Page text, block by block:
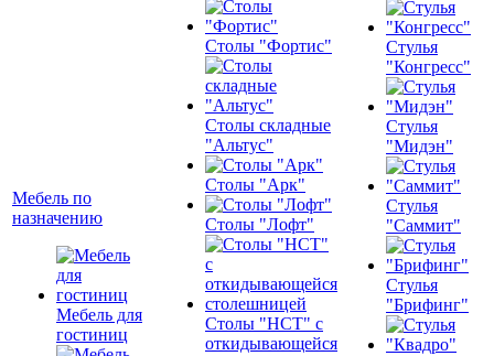
Мебель по
назначению
Мебель для
гостиниц
Столы "Фортис"
Столы складные
"Альтус"
Столы "Арк"
Столы "Лофт"
Столы "НСТ" с
откидывающейся
Стулья
"Конгресс"
Стулья
"Мидэн"
Стулья
"Саммит"
Стулья
"Брифинг"